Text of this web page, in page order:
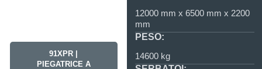
91XPR |
PIEGATRICE A
12000 mm x 6500 mm x 2200
mm
PESO:
14600 kg